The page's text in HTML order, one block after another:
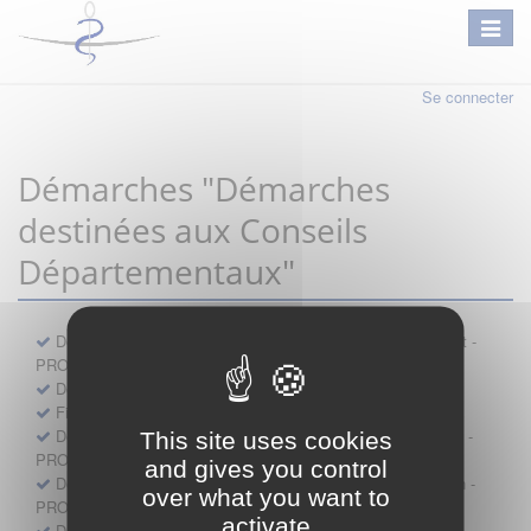
This site uses cookies
and gives you control
over what you want to
activate
Se connecter
Démarches "Démarches
destinées aux Conseils
Départementaux"
Déclaration préalable d'ouverture d'un lieu d'exercice distinct -
PROFESSIONNEL
Demande d'exemption de garde - PROFESSIONNEL
Fiche de signalement d'agression
Demande d’autorisation de se faire assister par un médecin -
PROFESSIONNEL
Demande d'autorisation de tenue de cabinet par un médecin -
PROFESSIONNEL